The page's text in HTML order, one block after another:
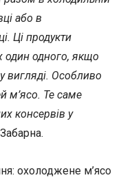
або в
Ці продукти
один одного, якщо
вигляді. Особливо
м’ясо. Те саме
консервів у
охолоджене м’ясо